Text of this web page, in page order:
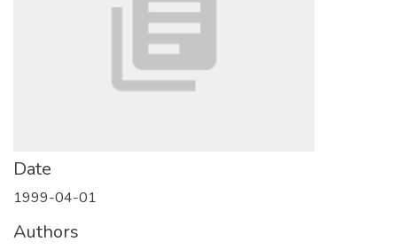
Date
1999-04-01
Authors